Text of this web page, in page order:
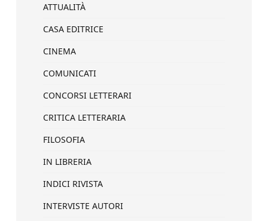
ATTUALITÀ
CASA EDITRICE
CINEMA
COMUNICATI
CONCORSI LETTERARI
CRITICA LETTERARIA
FILOSOFIA
IN LIBRERIA
INDICI RIVISTA
INTERVISTE AUTORI